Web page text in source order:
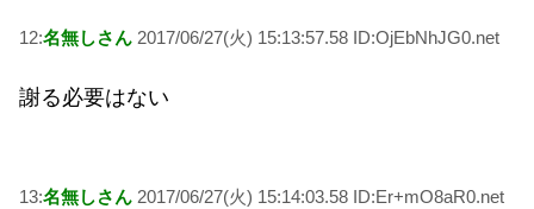
12:名無しさん 2017/06/27(火) 15:13:57.58 ID:OjEbNhJG0.net
謝る必要はない
13:名無しさん 2017/06/27(火) 15:14:03.58 ID:Er+mO8aR0.net